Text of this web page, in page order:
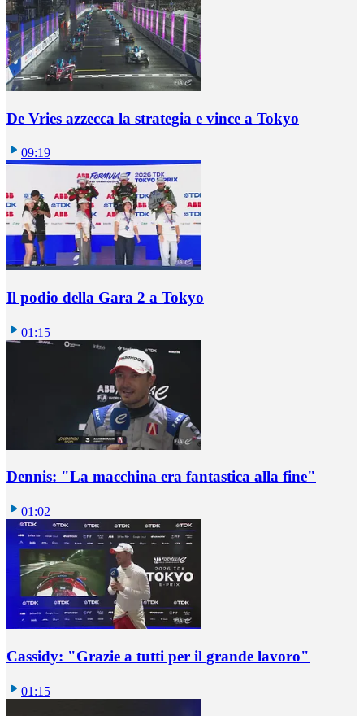
De Vries azzecca la strategia e vince a Tokyo
09:19
Il podio della Gara 2 a Tokyo
01:15
Dennis: "La macchina era fantastica alla fine"
01:02
Cassidy: "Grazie a tutti per il grande lavoro"
01:15